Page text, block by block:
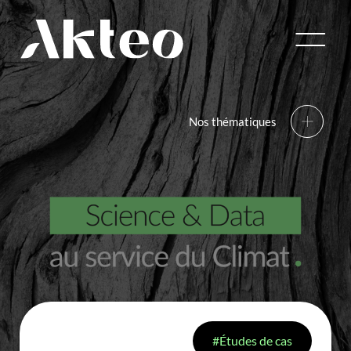
Nos thématiques
Études de cas
Nous
Secteurs
Métiers
Consulting
01
Découvrir
02
Découvrir
Énergies
renouvelables
01
Découvrir
02
ParisNantes Bordeaux Lyon